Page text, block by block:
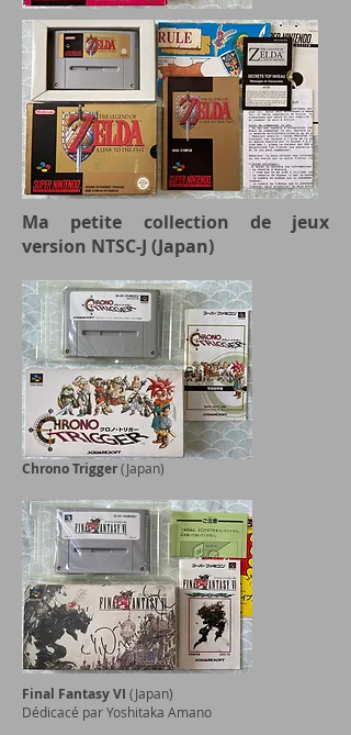
Ma petite collection de jeux
version NTSC-J (Japan)
Chrono Trigger(Japan)
Final Fantasy VI (Japan)
Dédicacé par Yoshitaka Amano